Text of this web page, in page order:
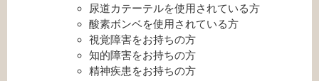
尿道カテーテルを使用されている方
酸素ボンベを使用されている方
視覚障害をお持ちの方
知的障害をお持ちの方
精神疾患をお持ちの方